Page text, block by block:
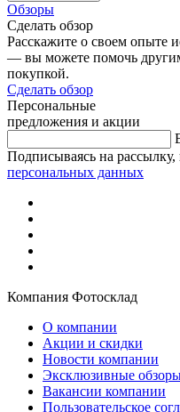
Обзоры
Сделать обзор
Расскажите о своем опыте
— вы можете помочь другим
покупкой.
Сделать обзор
Персональные
предложения и акции
Подписываясь на рассылку,
персональных данных
Компания Фотосклад
О компании
Акции и скидки
Новости компании
Эксклюзивные
Вакансии компании
Пользовательское